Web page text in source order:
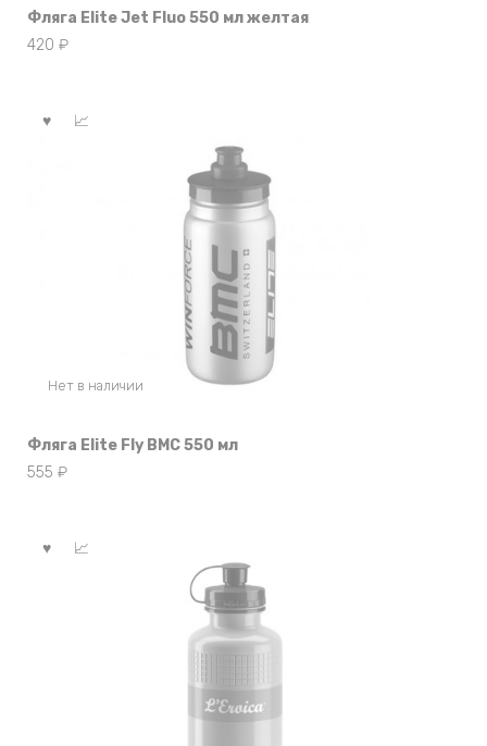
Фляга Elite Jet Fluo 550 мл желтая
420 ₽
Нет в наличии
Фляга Elite Fly BMC 550 мл
555 ₽